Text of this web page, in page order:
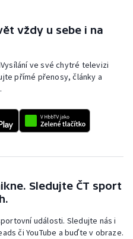
vždy u sebe i na
ve své chytré televizi
přímé přenosy, články a
Sledujte ČT sport
události. Sledujte nás i
či YouTube a buďte v obraze.